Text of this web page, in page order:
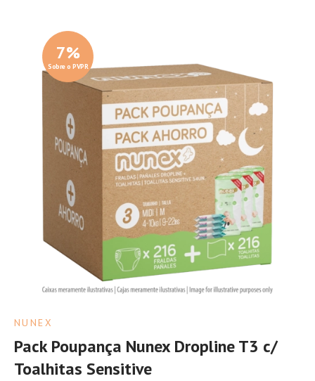
7%
Sobre o PVPR
NUNEX
Pack Poupança Nunex Dropline T3 c/
Toalhitas Sensitive